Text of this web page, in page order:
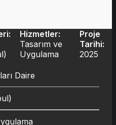
Hizmetler:
Tasarım ve
Uygulama
Proje
Tarihi:
2025
Daire